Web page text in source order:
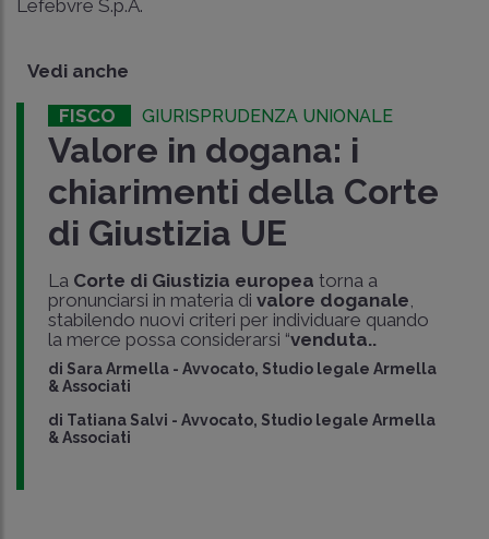
Lefebvre S.p.A.
Vedi anche
FISCO GIURISPRUDENZA UNIONALE
Valore in dogana: i
chiarimenti della Corte
di Giustizia UE
La Corte di Giustizia europea torna a
pronunciarsi in materia di valore doganale,
stabilendo nuovi criteri per individuare quando
la merce possa considerarsi “venduta..
di Sara Armella - Avvocato, Studio legale Armella
& Associati
di Tatiana Salvi - Avvocato, Studio legale Armella
& Associati